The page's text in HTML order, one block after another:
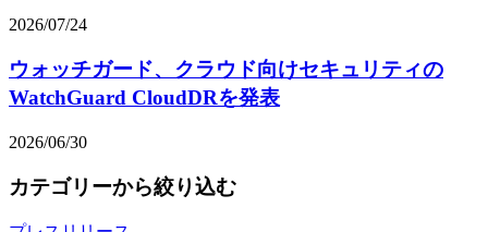
2026/07/24
ウォッチガード、クラウド向けセキュリティの
WatchGuard CloudDRを発表
2026/06/30
カテゴリーから絞り込む